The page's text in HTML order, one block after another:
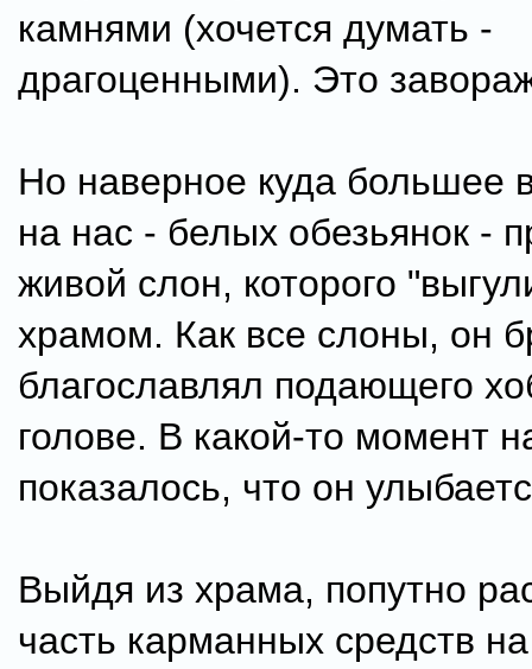
камнями (хочется думать -
драгоценными). Это
Но наверное куда большее
на нас - белых обезьянок -
живой слон, которого
храмом. Как все слоны, он
благославлял подающего
голове. В какой-то момент
показалось, что он
Выйдя из храма, попутно
часть карманных средств